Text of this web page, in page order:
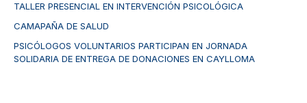
TALLER PRESENCIAL EN INTERVENCIÓN PSICOLÓGICA
CAMAPAÑA DE SALUD
PSICÓLOGOS VOLUNTARIOS PARTICIPAN EN JORNADA
SOLIDARIA DE ENTREGA DE DONACIONES EN CAYLLOMA